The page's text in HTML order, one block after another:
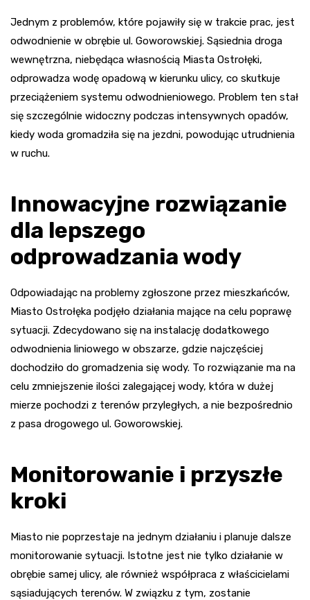
Jednym z problemów, które pojawiły się w trakcie prac, jest
odwodnienie w obrębie ul. Goworowskiej. Sąsiednia droga
wewnętrzna, niebędąca własnością Miasta Ostrołęki,
odprowadza wodę opadową w kierunku ulicy, co skutkuje
przeciążeniem systemu odwodnieniowego. Problem ten stał
się szczególnie widoczny podczas intensywnych opadów,
kiedy woda gromadziła się na jezdni, powodując utrudnienia
w ruchu.
Innowacyjne rozwiązanie
dla lepszego
odprowadzania wody
Odpowiadając na problemy zgłoszone przez mieszkańców,
Miasto Ostrołęka podjęło działania mające na celu poprawę
sytuacji. Zdecydowano się na instalację dodatkowego
odwodnienia liniowego w obszarze, gdzie najczęściej
dochodziło do gromadzenia się wody. To rozwiązanie ma na
celu zmniejszenie ilości zalegającej wody, która w dużej
mierze pochodzi z terenów przyległych, a nie bezpośrednio
z pasa drogowego ul. Goworowskiej.
Monitorowanie i przyszłe
kroki
Miasto nie poprzestaje na jednym działaniu i planuje dalsze
monitorowanie sytuacji. Istotne jest nie tylko działanie w
obrębie samej ulicy, ale również współpraca z właścicielami
sąsiadujących terenów. W związku z tym, zostanie